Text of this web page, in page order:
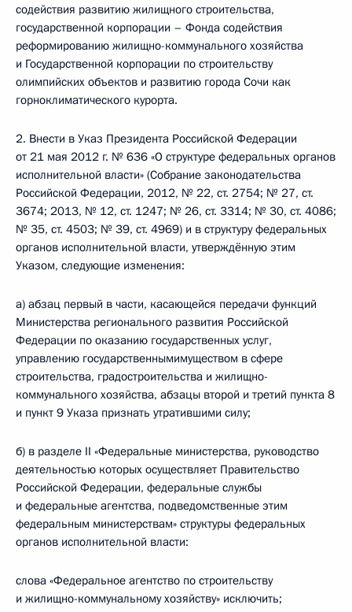
содействия развитию жилищного строительства,
государственной корпорации – Фонда содействия
реформированию жилищно-коммунального хозяйства
и Государственной корпорации по строительству
олимпийских объектов и развитию города Сочи как
горноклиматического курорта.
2. Внести в Указ Президента Российской Федерации
от 21 мая 2012 г. № 636 «О структуре федеральных органов
исполнительной власти» (Собрание законодательства
Российской Федерации, 2012, № 22, ст. 2754; № 27, ст.
3674; 2013, № 12, ст. 1247; № 26, ст. 3314; № 30, ст. 4086;
№ 35, ст. 4503; № 39, ст. 4969) и в структуру федеральных
органов исполнительной власти, утверждённую этим
Указом, следующие изменения:
а) абзац первый в части, касающейся передачи функций
Министерства регионального развития Российской
Федерации по оказанию государственных услуг,
управлению государственнымимуществом в сфере
строительства, градостроительства и жилищно-
коммунального хозяйства, абзацы второй и третий пункта 8
и пункт 9 Указа признать утратившими силу;
б) в разделе II «Федеральные министерства, руководство
деятельностью которых осуществляет Правительство
Российской Федерации, федеральные службы
и федеральные агентства, подведомственные этим
федеральным министерствам» структуры федеральных
органов исполнительной власти:
слова «Федеральное агентство по строительству
и жилищно-коммунальному хозяйству» исключить;